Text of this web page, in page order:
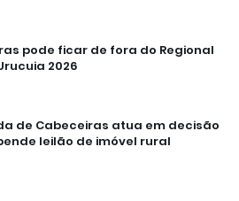
pode ficar de fora do Regional
2026
de Cabeceiras atua em decisão
leilão de imóvel rural